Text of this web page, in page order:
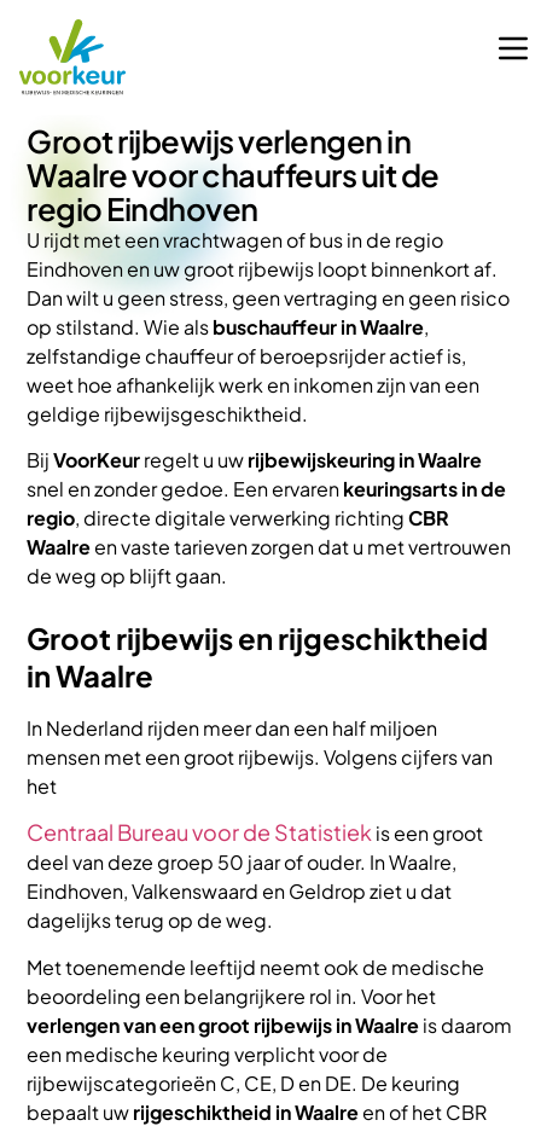
Groot rijbewijs verlengen in
Waalre voor chauffeurs uit de
regio Eindhoven
U rijdt met een vrachtwagen of bus in de regio
Eindhoven en uw groot rijbewijs loopt binnenkort af.
Dan wilt u geen stress, geen vertraging en geen risico
op stilstand. Wie alsbuschauffeur in Waalre,
zelfstandige chauffeur of beroepsrijder actief is,
weet hoe afhankelijk werk en inkomen zijn van een
geldige rijbewijsgeschiktheid.
BijVoorKeurregelt u uwrijbewijskeuring in Waalre
snel en zonder gedoe. Een ervarenkeuringsarts in de
regio, directe digitale verwerking richtingCBR
Waalreen vaste tarieven zorgen dat u met vertrouwen
de weg op blijft gaan.
Groot rijbewijs en rijgeschiktheid
in Waalre
In Nederland rijden meer dan een half miljoen
mensen met een groot rijbewijs. Volgens cijfers van
het
Centraal Bureau voor de Statistiek is een groot
deel van deze groep 50 jaar of ouder. In Waalre,
Eindhoven, Valkenswaard en Geldrop ziet u dat
dagelijks terug op de weg.
Met toenemende leeftijd neemt ook de medische
beoordeling een belangrijkere rol in. Voor het
verlengen van een groot rijbewijs in Waalreis daarom
een medische keuring verplicht voor de
rijbewijscategorieën C, CE, D en DE. De keuring
bepaalt uwrijgeschiktheid in Waalreen of het CBR